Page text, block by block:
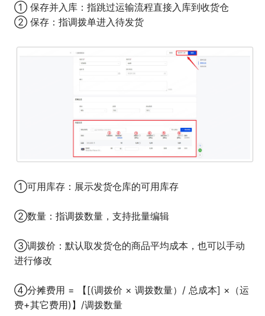
① 保存并入库：指跳过运输流程直接入库到收货仓
② 保存：指调拨单进入待发货
①可用库存：展示发货仓库的可用库存
②数量：指调拨数量，支持批量编辑
③调拨价：默认取发货仓的商品平均成本，也可以手动
进行修改
④分摊费用 = 【[(调拨价 × 调拨数量）/ 总成本] ×（运
费+其它费用)】/调拨数量